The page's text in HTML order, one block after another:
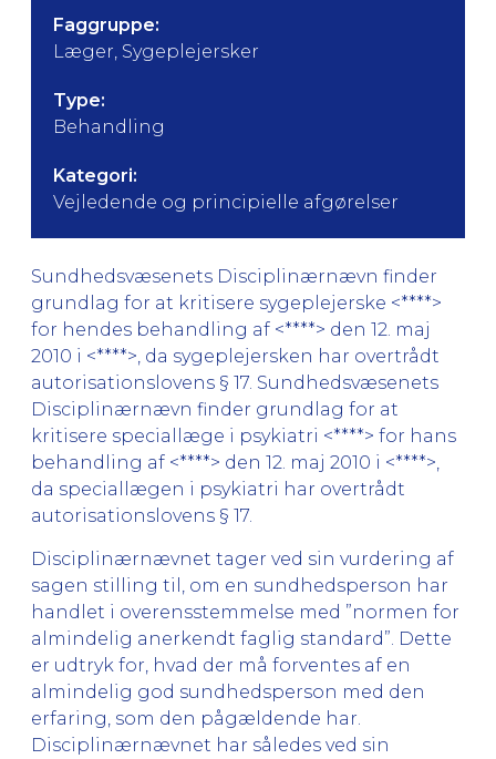
Faggruppe:
Læger, Sygeplejersker
Type:
Behandling
Kategori:
Vejledende og principielle afgørelser
Sundhedsvæsenets Disciplinærnævn finder
grundlag for at kritisere sygeplejerske <****>
for hendes behandling af <****> den 12. maj
2010 i <****>, da sygeplejersken har overtrådt
autorisationslovens § 17. Sundhedsvæsenets
Disciplinærnævn finder grundlag for at
kritisere speciallæge i psykiatri <****> for hans
behandling af <****> den 12. maj 2010 i <****>,
da speciallægen i psykiatri har overtrådt
autorisationslovens § 17.
Disciplinærnævnet tager ved sin vurdering af
sagen stilling til, om en sundhedsperson har
handlet i overensstemmelse med ”normen for
almindelig anerkendt faglig standard”. Dette
er udtryk for, hvad der må forventes af en
almindelig god sundhedsperson med den
erfaring, som den pågældende har.
Disciplinærnævnet har således ved sin